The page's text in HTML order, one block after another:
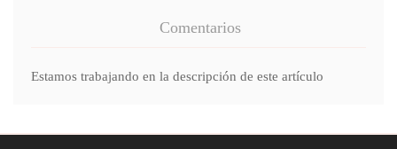
Comentarios
Estamos trabajando en la descripción de este artículo